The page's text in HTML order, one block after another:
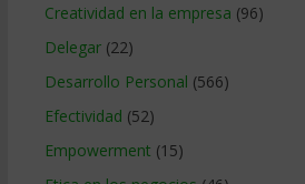
Creatividad en la empresa (96)
Delegar(22)
Desarrollo Personal (566)
Efectividad (52)
Empowerment (15)